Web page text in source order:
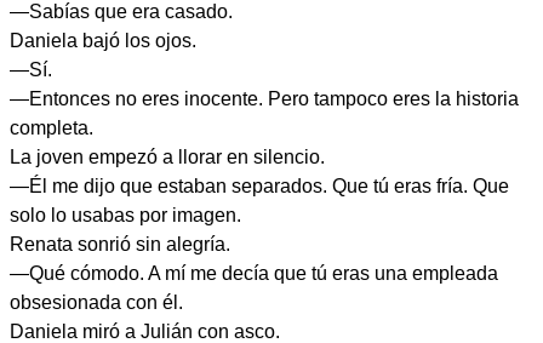
—Sabías que era casado.
Daniela bajó los ojos.
—Sí.
—Entonces no eres inocente. Pero tampoco eres la historia
completa.
La joven empezó a llorar en silencio.
—Él me dijo que estaban separados. Que tú eras fría. Que
solo lo usabas por imagen.
Renata sonrió sin alegría.
—Qué cómodo. A mí me decía que tú eras una empleada
obsesionada con él.
Daniela miró a Julián con asco.